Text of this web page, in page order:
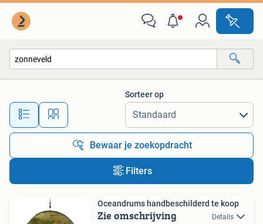
Alle afstanden…
Sorteer op
Bewaar je zoekopdracht
Filters
Oceandrums handbeschilderd te koop
Zie omschrijving Details